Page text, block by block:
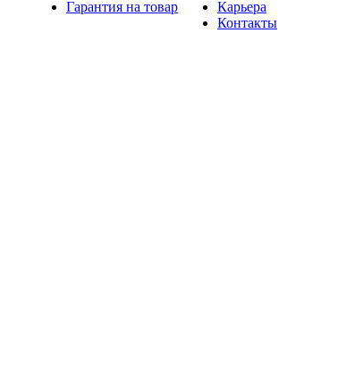
Гарантия на товар
Карьера
Контакты